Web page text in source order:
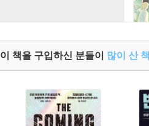
이 책을 구입하신 분들이 많이 산 책